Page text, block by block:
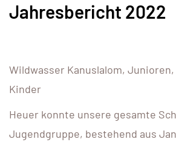
Jahresbericht 2022
Wildwasser Kanuslalom,
Kinder
Heuer konnte unsere gesamte
Jugendgruppe, bestehend aus